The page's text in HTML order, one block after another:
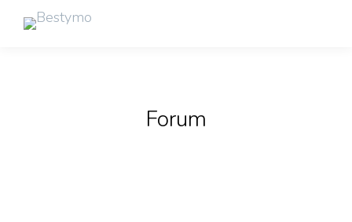
Forum